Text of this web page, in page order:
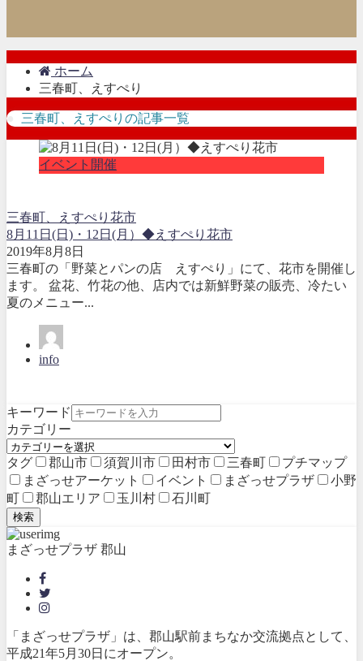
ホーム
三春町、えすぺり
三春町、えすぺりの記事一覧
イベント開催
三春町、えすぺり 花市
8月11日(日)・12日(月）◆えすぺり花市
2019年8月8日
三春町の「野菜とパンの店 えすぺり」にて、花市を開催し
ます。 盆花、竹花の他、店内では新鮮野菜の販売、冷たい
夏のメニュー...
info
キーワード
カテゴリー
タグ 郡山市 須賀川市 田村市 三春町
プチマップ
まざっせアーケット
イベント まざっせプラザ
小野
町
郡山エリア 玉川村 石川町
検索
まざっせプラザ 郡山
「まざっせプラザ」は、郡山駅前まちなか交流拠点として、
平成21年5月30日にオープン。